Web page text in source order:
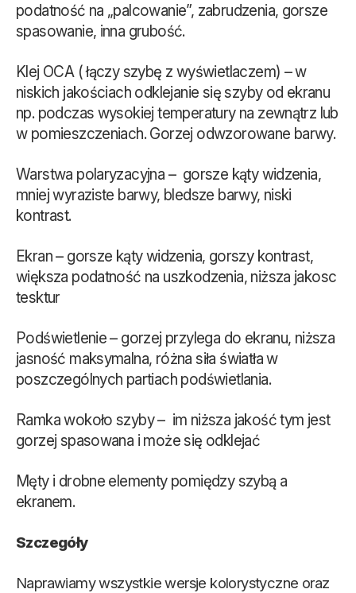
podatność na „palcowanie”, zabrudzenia, gorsze
spasowanie, inna grubość.
Klej OCA ( łączy szybę z wyświetlaczem) – w
niskich jakościach odklejanie się szyby od ekranu
np. podczas wysokiej temperatury na zewnątrz lub
w pomieszczeniach. Gorzej odwzorowane barwy.
Warstwa polaryzacyjna – gorsze kąty widzenia,
mniej wyraziste barwy, bledsze barwy, niski
kontrast.
Ekran – gorsze kąty widzenia, gorszy kontrast,
większa podatność na uszkodzenia, niższa jakosc
tesktur
Podświetlenie – gorzej przylega do ekranu, niższa
jasność maksymalna, różna siła światła w
poszczególnych partiach podświetlania.
Ramka wokoło szyby – im niższa jakość tym jest
gorzej spasowana i może się odklejać
Męty i drobne elementy pomiędzy szybą a
ekranem.
Szczegóły
Naprawiamy wszystkie wersje kolorystyczne oraz